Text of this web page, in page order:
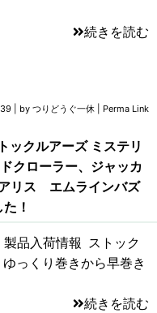
続きを読む
by つりどうぐ一休 Perma Link
クルアーズ ミステリ
クローラー、ジャッカ
リス エムラインバズ
！
入荷情報 ストック
っくり巻きから早巻き
続きを読む